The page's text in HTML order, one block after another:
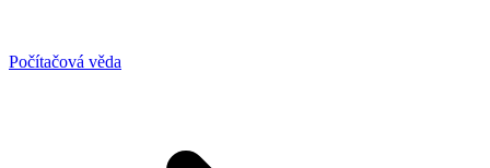
Počítačová věda